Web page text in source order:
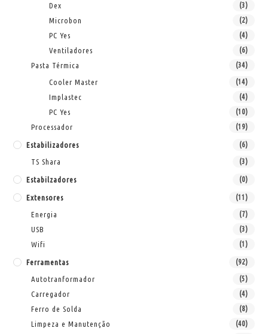
Dex (3)
Microbon (2)
PC Yes (4)
Ventiladores (6)
Pasta Térmica (34)
Cooler Master (14)
Implastec (4)
PC Yes (10)
Processador (19)
Estabilizadores (6)
TS Shara (3)
Estabilzadores (0)
Extensores (11)
Energia (7)
USB (3)
Wifi (1)
Ferramentas (92)
Autotranformador (5)
Carregador (4)
Ferro de Solda (8)
Limpeza e Manutenção (40)